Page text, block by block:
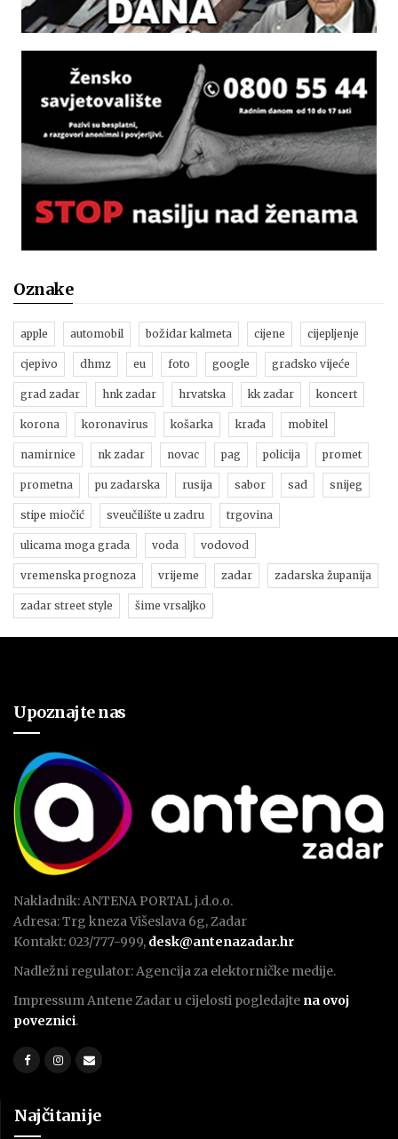
Oznake
apple automobil božidar kalmeta cijene cijepljenje
cjepivo dhmz eu foto google gradsko vijeće
grad zadar hnk zadar hrvatska kk zadar koncert
korona koronavirus košarka krađa mobitel
namirnice nk zadar novac pag policija promet
prometna pu zadarska rusija sabor sad snijeg
stipe miočić sveučilište u zadru trgovina
ulicama moga grada voda vodovod
vremenska prognoza vrijeme zadar zadarska županija
zadar street style šime vrsaljko
Upoznajte nas
Nakladnik: ANTENA PORTAL j.d.o.o.
Adresa: Trg kneza Višeslava 6g, Zadar
Kontakt: 023/777-999, desk@antenazadar.hr
Nadležni regulator: Agencija za elektorničke medije.
Impressum Antene Zadar u cijelosti pogledajte na ovoj
poveznici.
Najčitanije